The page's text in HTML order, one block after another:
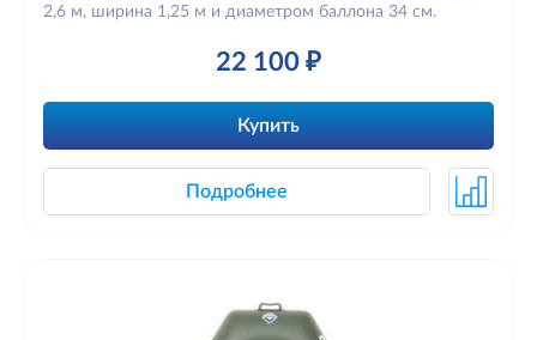
2,6 м, ширина 1,25 м и диаметром баллона 34 см.
22 100 ₽
Купить
Подробнее